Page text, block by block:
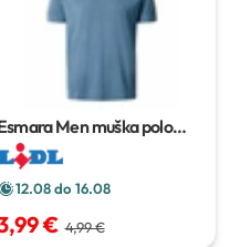
Men muška polo
12.08 do 16.08
€ 4,99 €